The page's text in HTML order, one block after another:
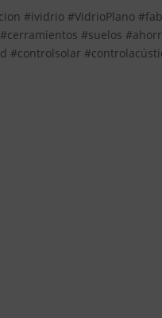
#ividrio #VidrioPlano
#suelos
#controlsolar